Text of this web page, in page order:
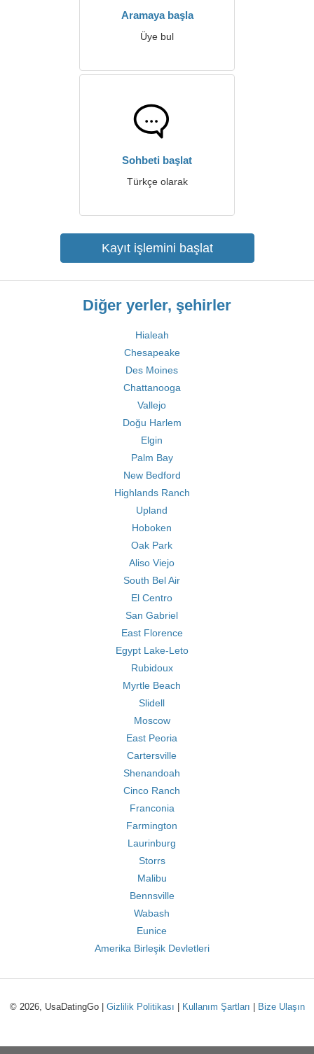
Aramaya başla
Üye bul
Sohbeti başlat
Türkçe olarak
Kayıt işlemini başlat
Diğer yerler, şehirler
Hialeah
Chesapeake
Des Moines
Chattanooga
Vallejo
Doğu Harlem
Elgin
Palm Bay
New Bedford
Highlands Ranch
Upland
Hoboken
Oak Park
Aliso Viejo
South Bel Air
El Centro
San Gabriel
East Florence
Egypt Lake-Leto
Rubidoux
Myrtle Beach
Slidell
Moscow
East Peoria
Cartersville
Shenandoah
Cinco Ranch
Franconia
Farmington
Laurinburg
Storrs
Malibu
Bennsville
Wabash
Eunice
Amerika Birleşik Devletleri
© 2026, UsaDatingGo | Gizlilik Politikası Kullanım Şartları Bize Ulaşın